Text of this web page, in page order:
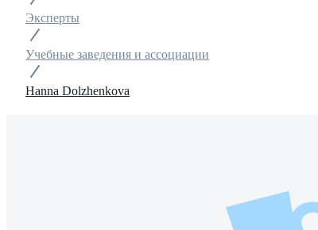
Эксперты
Учебные заведения и ассоциации
Hanna Dolzhenkova